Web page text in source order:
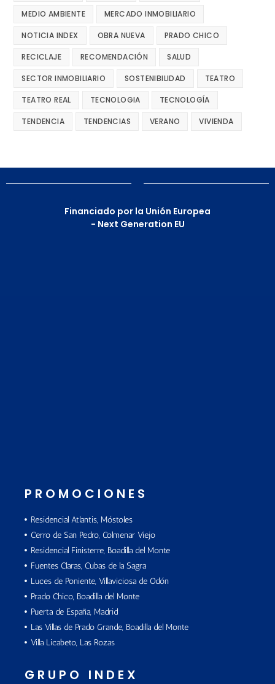
MEDIO AMBIENTE MERCADO INMOBILIARIO
NOTICIA INDEX OBRA NUEVA PRADO CHICO
RECICLAJE RECOMENDACIÓN SALUD
SECTOR INMOBILIARIO SOSTENIBILIDAD TEATRO
TEATRO REAL TECNOLOGIA TECNOLOGÍA
TENDENCIA TENDENCIAS VERANO VIVIENDA
Financiado por la Unión Europea
- Next Generation EU
PROMOCIONES
Residencial Atlantis, Móstoles
Cerro de San Pedro, Colmenar Viejo
Residencial Finisterre, Boadilla del Monte
Fuentes Claras, Cubas de la Sagra
Luces de Poniente, Villaviciosa de Odón
Prado Chico, Boadilla del Monte
Puerta de España, Madrid
Las Villas de Prado Grande, Boadilla del Monte
Villa Licabeto, Las Rozas
GRUPO INDEX